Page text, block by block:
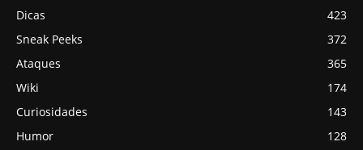
Dicas
423
Sneak Peeks
372
Ataques
365
Wiki
174
Curiosidades
143
Humor
128